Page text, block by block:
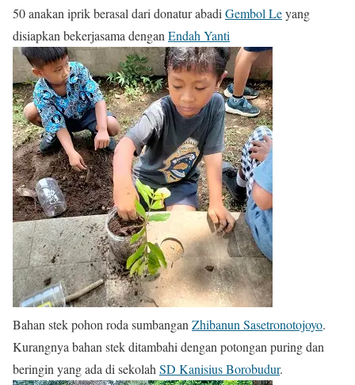
50 anakan iprik berasal dari donatur abadi Gembol Leyang
disiapkan bekerjasama dengan Endah Yanti
Bahan stek pohon roda sumbangan Zhibanun Sasetronotojoyo.
Kurangnya bahan stek ditambahi dengan potongan puring dan
beringin yang ada di sekolah SD Kanisius Borobudur.